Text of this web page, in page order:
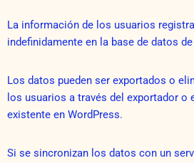
La información de los usuarios
indefinidamente en la base de datos
Los datos pueden ser exportados o
los usuarios a través del exportador o
existente en WordPress.
Si se sincronizan los datos con un